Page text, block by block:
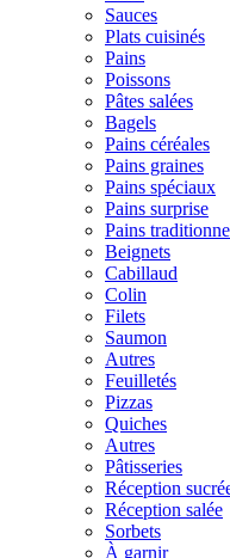
Sauces
Plats cuisinés
Pains
Poissons
Pâtes salées
Bagels
Pains céréales
Pains graines
Pains spéciaux
Pains surprise
Pains
Beignets
Cabillaud
Colin
Filets
Saumon
Autres
Feuilletés
Pizzas
Quiches
Autres
Pâtisseries
Réception
Réception salée
Sorbets
À garnir